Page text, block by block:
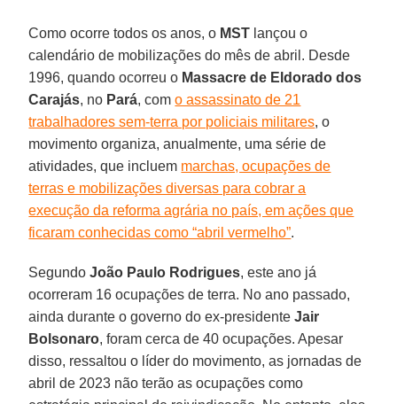
Como ocorre todos os anos, o MST lançou o
calendário de mobilizações do mês de abril. Desde
1996, quando ocorreu o Massacre de Eldorado dos
Carajás, no Pará, como assassinato de 21
trabalhadores sem-terra por policiais militares, o
movimento organiza, anualmente, uma série de
atividades, que incluem marchas, ocupações de
terras e mobilizações diversas para cobrar a
execução da reforma agrária no país, em ações que
ficaram conhecidas como “abril vermelho”.
SegundoJoão Paulo Rodrigues, este ano já
ocorreram 16 ocupações de terra. No ano passado,
ainda durante o governo do ex-presidenteJair
Bolsonaro, foram cerca de 40 ocupações. Apesar
disso, ressaltou o líder do movimento, as jornadas de
abril de 2023 não terão as ocupações como